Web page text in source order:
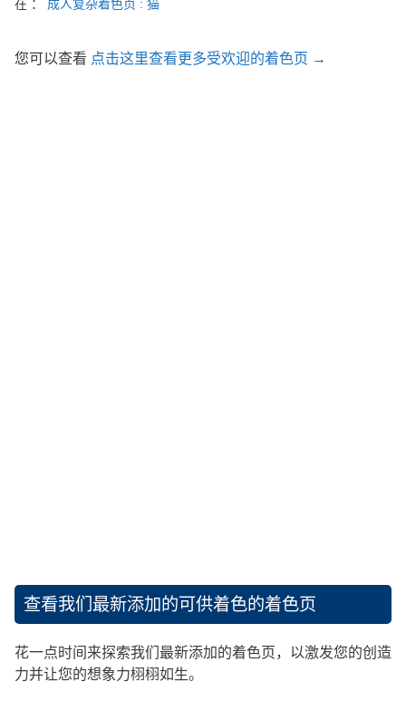
在 ： 成人复杂着色页 : 猫
您可以查看 点击这里查看更多受欢迎的着色页 →
查看我们最新添加的可供着色的着色页
花一点时间来探索我们最新添加的着色页，以激发您的创造
力并让您的想象力栩栩如生。